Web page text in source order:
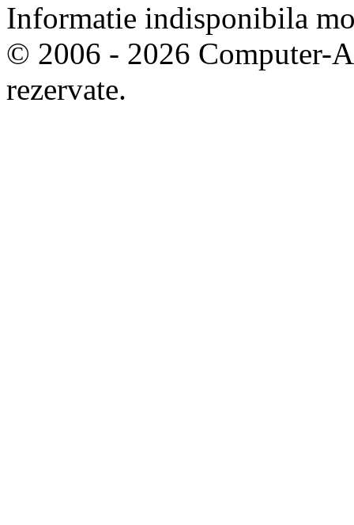
Informatie indisponibila
© 2006 - 2026 Computer-
rezervate.